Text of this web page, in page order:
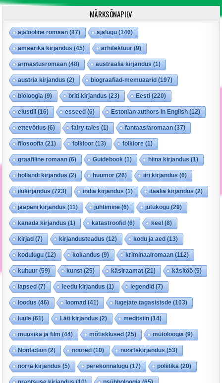
MÄRKSÕNAPILV
ajalooline romaan (87) ajalugu (146)
ameerika kirjandus (45) arhitektuur(9)
armastusromaan (48) austraalia kirjandus (1)
austria kirjandus (2) biograafiad-memuaarid (197)
bioloogia (9) briti kirjandus (23) Eesti (220)
elustiil (16) esseed (6) Estonian authors in English (12)
ettevõtlus (6) fairy tales (1) fantaasiaromaan (37)
filosoofia (21) folkloor(13) folklore (1)
graafiline romaan (6) Guidebook (1) hiina kirjandus (1)
hollandi kirjandus (2) huumor(26) iiri kirjandus (6)
ilukirjandus (723) india kirjandus (1) itaalia kirjandus (2)
jaapani kirjandus (11) juhtimine (6) jutukogu (29)
kanada kirjandus (1) katastroofid (6) keel (8)
kirjad (7) kirjandusteadus (12) kodu ja aed (13)
kodulugu (12) kokandus (9) kriminaalromaan (112)
kultuur(59) kunst(25) käsiraamat(21) käsitöö (5)
lapsed (7) leedu kirjandus (1) legendid (7)
loodus (46) loomad (41) lugejate tagasisisde (103)
luule (61) Läti kirjandus (2) meditsiin (14)
muusika ja film (44) mõtisklused (25) mütoloogia (9)
Nonfiction (2) noored (10) noortekirjandus (53)
norra kirjandus (5) perekonnalugu (17) poliitika (20)